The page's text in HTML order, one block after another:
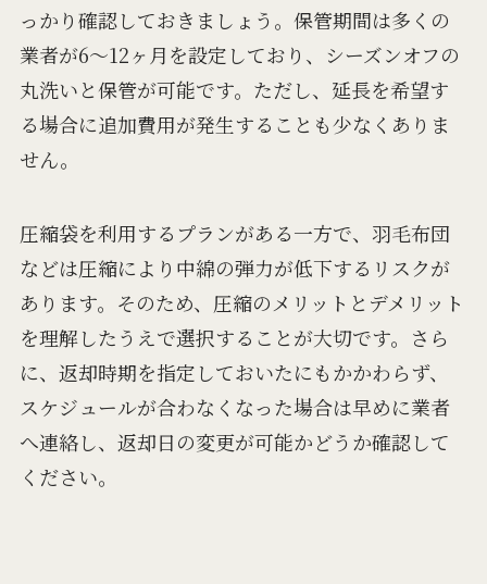
っかり確認しておきましょう。保管期間は多くの
業者が6～12ヶ月を設定しており、シーズンオフの
丸洗いと保管が可能です。ただし、延長を希望す
る場合に追加費用が発生することも少なくありま
せん。
圧縮袋を利用するプランがある一方で、羽毛布団
などは圧縮により中綿の弾力が低下するリスクが
あります。そのため、圧縮のメリットとデメリット
を理解したうえで選択することが大切です。さら
に、返却時期を指定しておいたにもかかわらず、
スケジュールが合わなくなった場合は早めに業者
へ連絡し、返却日の変更が可能かどうか確認して
ください。